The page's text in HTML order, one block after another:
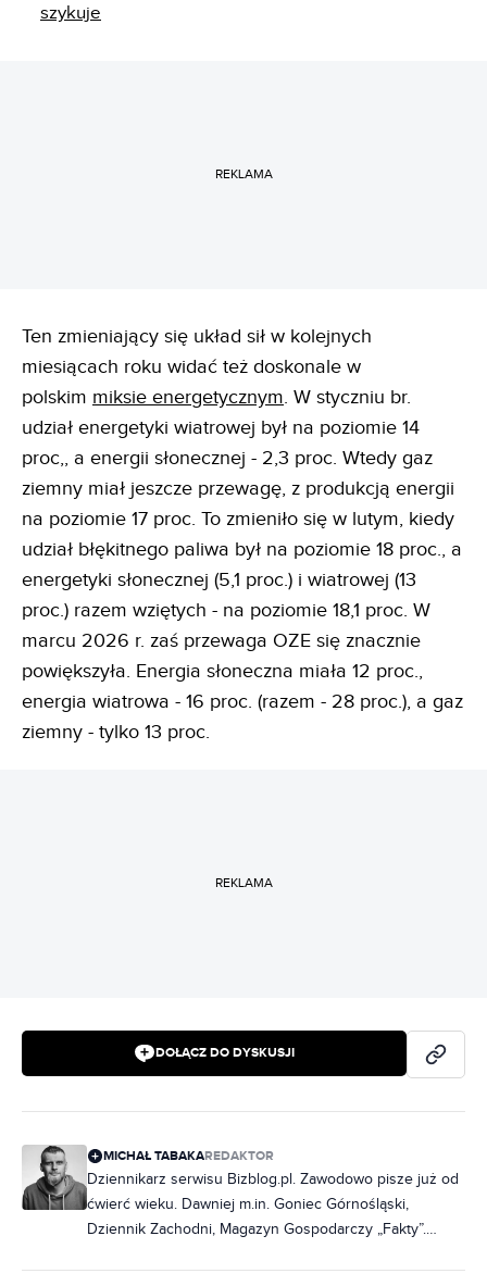
szykuje
REKLAMA
Ten zmieniający się układ sił w kolejnych
miesiącach roku widać też doskonale w
polskim miksie energetycznym. W styczniu br.
udział energetyki wiatrowej był na poziomie 14
proc,, a energii słonecznej - 2,3 proc. Wtedy gaz
ziemny miał jeszcze przewagę, z produkcją energii
na poziomie 17 proc. To zmieniło się w lutym, kiedy
udział błękitnego paliwa był na poziomie 18 proc., a
energetyki słonecznej (5,1 proc.) i wiatrowej (13
proc.) razem wziętych - na poziomie 18,1 proc. W
marcu 2026 r. zaś przewaga OZE się znacznie
powiększyła. Energia słoneczna miała 12 proc.,
energia wiatrowa - 16 proc. (razem - 28 proc.), a gaz
ziemny - tylko 13 proc.
REKLAMA
DOŁĄCZ DO DYSKUSJI
MICHAŁ TABAKAREDAKTOR
Dziennikarz serwisu Bizblog.pl. Zawodowo pisze już od
ćwierć wieku. Dawniej m.in. Goniec Górnośląski,
Dziennik Zachodni, Magazyn Gospodarczy „Fakty”.